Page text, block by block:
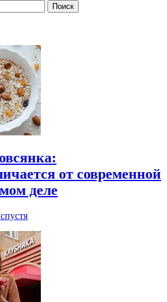
от современной
деле